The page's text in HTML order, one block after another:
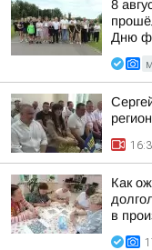
8
Дню
Как
в